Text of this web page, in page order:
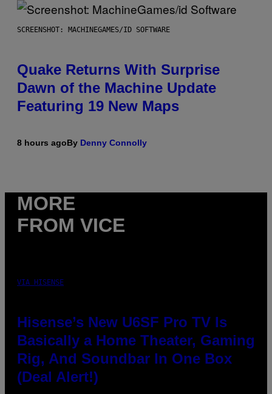
SCREENSHOT: MACHINEGAMES/ID SOFTWARE
Quake Returns With Surprise
Dawn of the Machine Update
Featuring 19 New Maps
8 hours agoBy Denny Connolly
MORE
FROM VICE
VIA HISENSE
Hisense’s New U6SF Pro TV Is
Basically a Home Theater, Gaming
Rig, And Soundbar In One Box
(Deal Alert!)